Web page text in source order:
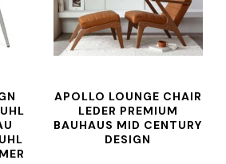
APOLLO LOUNGE CHAIR
LEDER PREMIUM
BAUHAUS MID CENTURY
DESIGN